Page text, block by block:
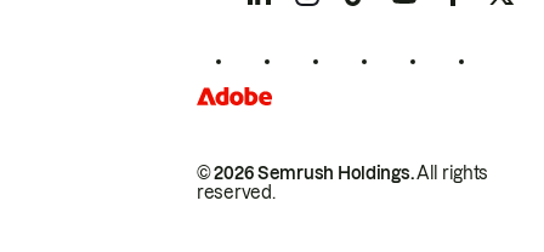
© 2026 Semrush Holdings.All rights
reserved.